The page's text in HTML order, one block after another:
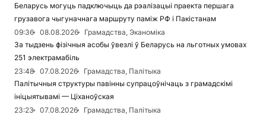
Беларусь могуць падключыць да рэалізацыі праекта першага
грузавога чыгуначнага маршруту паміж РФ і Пакістанам
09:36
08.08.2026
Грамадства, Эканоміка
За тыдзень фізічныя асобы ўвезлі ў Беларусь на льготных умовах
251 электрамабіль
23:48
07.08.2026
Грамадства, Палітыка
Палітычныя структуры павінны супрацоўнічаць з грамадскімі
ініцыятывамі — Ціханоўская
23:23
07.08.2026
Грамадства, Палітыка